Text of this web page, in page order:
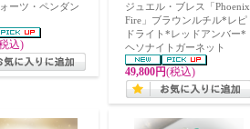
ーツ・ペンダン
込)
ジュエル・ブレス「Phoenix
Fire」ブラウンルチル*レピ
ドライト*レッドアンバー*
ヘソナイトガーネット
49,800円(税込)